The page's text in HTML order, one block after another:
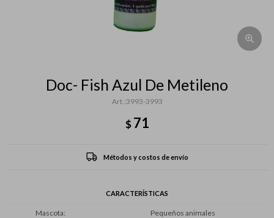
Doc- Fish Azul De Metileno
3993-3993
$ 71
Métodos y costos de envío
CARACTERÍSTICAS
Mascota Pequeños animales